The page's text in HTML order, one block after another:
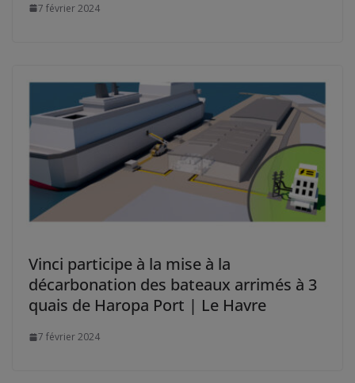
7 février 2024
Vinci participe à la mise à la
décarbonation des bateaux arrimés à 3
quais de Haropa Port | Le Havre
7 février 2024